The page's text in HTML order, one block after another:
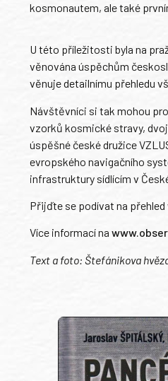
kosmonautem, ale také
U této příležitosti byla na
věnována úspěchům
věnuje detailnímu přehledu
Návštěvníci si tak mohou
vzorků kosmické stravy,
úspěšné české družice
evropského navigačního
infrastruktury sídlícím v
Přijďte se podívat na
Více informací na
Text a foto: Štefánikova